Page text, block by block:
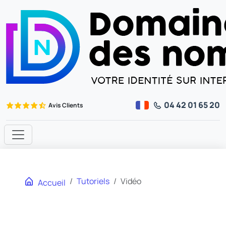
Avis Clients 04 42 01 65 20
Accueil Tutoriels Vidéo